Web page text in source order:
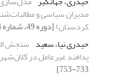
مدیران سیاسی و
کردستان)[دوره 49، شماره 4، 1396، صفحه 821-839]
حیدری نیا، سعید سنجش
پدافند غیرعامل در
733-753]